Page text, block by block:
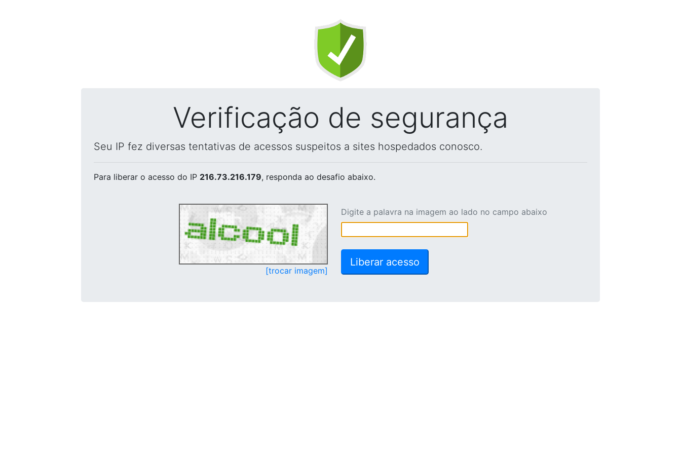
Verificação de segurança
Seu IP fez diversas tentativas de acessos suspeitos a sites hospedados conosco.
Para liberar o acesso do IP 216.73.216.179, responda ao desafio abaixo.
[trocar imagem]
Digite a palavra na imagem ao lado no campo abaixo